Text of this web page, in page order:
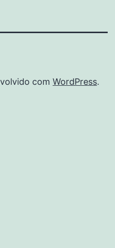
com WordPress.